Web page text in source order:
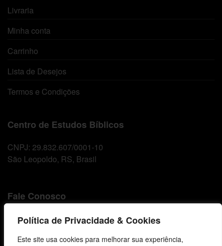
Política de Privacidade & Cookies
Este site usa cookies para melhorar sua experiência,
Livraria
Minha conta
Carrinho
Lista de Desejos
Termos e Condições
Centro de Estudos Bíblicos
CNPJ: 29.832.607/0001-10
São Leopoldo, RS, Brasil
Fale Conosco
E-mails
comunicacao@cebi.org.br